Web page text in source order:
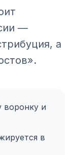
—
а
воронку и
в